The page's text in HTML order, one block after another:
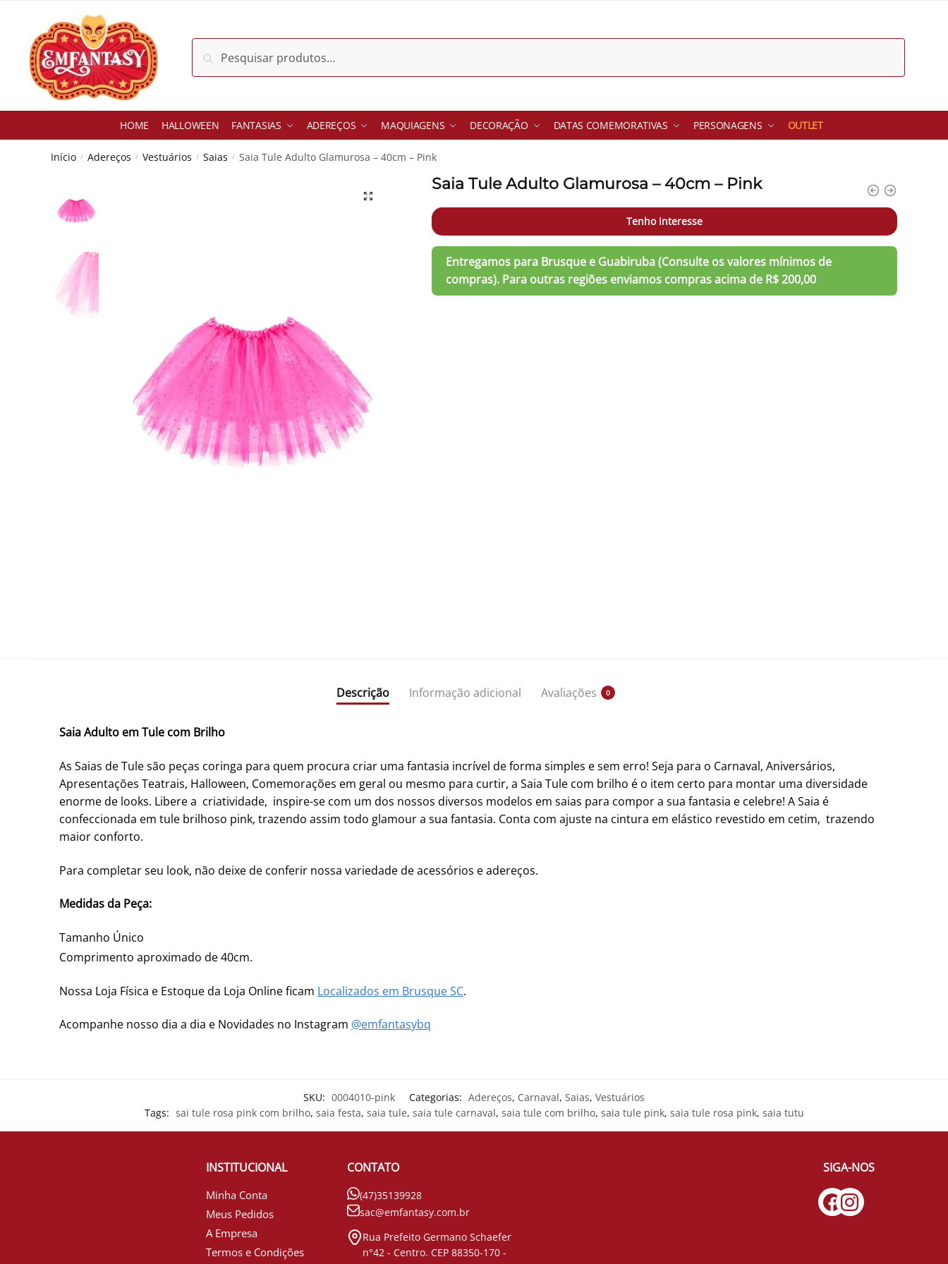
navigation
content
Pesquisar
por:
Pesquisar
HOME HALLOWEEN FANTASIAS ADEREÇOS MAQUIAGENS DECORAÇÃO DATAS COMEMORATIVAS PERSONAGENS OUTLET
Início / Adereços / Vestuários / Saias / Saia Tule Adulto Glamurosa – 40cm – Pink
Saia Tule Adulto Glamurosa – 40cm – Pink
Tenho interesse
Descrição Informação adicional Avaliações 0
Saia Adulto em Tule com Brilho
As Saias de Tule são peças coringa para quem procura criar uma fantasia incrível de forma simples e sem erro! Seja para o Carnaval, Aniversários,
Apresentações Teatrais, Halloween, Comemorações em geral ou mesmo para curtir, a Saia Tule com brilho é o item certo para montar uma diversidade
enorme de looks. Libere a criatividade, inspire-se com um dos nossos diversos modelos em saias para compor a sua fantasia e celebre! A Saia é
confeccionada em tule brilhoso pink, trazendo assim todo glamour a sua fantasia. Conta com ajuste na cintura em elástico revestido em cetim, trazendo
maior conforto.
Para completar seu look, não deixe de conferir nossa variedade de acessórios e adereços.
Medidas da Peça:
Tamanho Único
Comprimento aproximado de 40cm.
Nossa Loja Física e Estoque da Loja Online ficam Localizados em Brusque SC.
Acompanhe nosso dia a dia e Novidades no Instagram @emfantasybq
SKU: 0004010-pink Categorias: Adereços, Carnaval, Saias, Vestuários
Tags: sai tule rosa pink com brilho, saia festa, saia tule, saia tule carnaval, saia tule com brilho, saia tule pink, saia tule rosa pink, saia tutu
INSTITUCIONAL
Minha Conta
Meus Pedidos
A Empresa
Termos e Condições
CONTATO
(47)35139928
sac@emfantasy.com.br
Rua Prefeito Germano Schaefer
n°42 - Centro. CEP 88350-170 -
SIGA-NOS